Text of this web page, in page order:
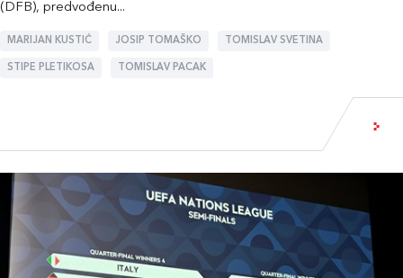
(DFB), predvođenu...
MARIJAN KUSTIĆ JOSIP TOMAŠKO TOMISLAV SVETINA
STIPE PLETIKOSA TOMISLAV PACAK